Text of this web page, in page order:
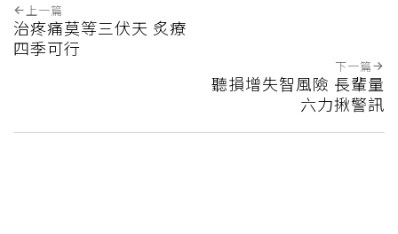
上一篇
治疼痛莫等三伏天 炙療
四季可行
下一篇
聽損增失智風險 長輩量
六力揪警訊